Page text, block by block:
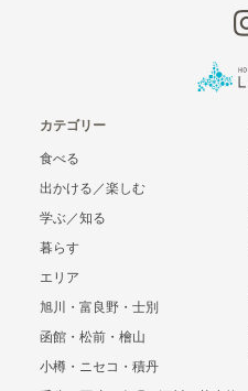
カテゴリー
食べる
出かける／楽しむ
学ぶ／知る
暮らす
エリア
旭川・富良野・士別
函館・松前・檜山
小樽・ニセコ・積丹